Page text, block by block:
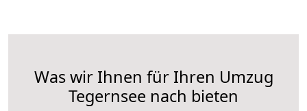
Was wir Ihnen für Ihren Umzug
Tegernsee nach bieten